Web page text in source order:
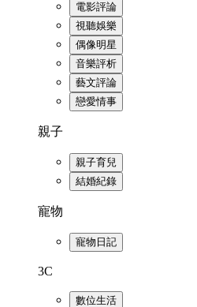
電影評論
視聽娛樂
偶像明星
音樂評析
藝文評論
戀愛情事
親子
親子育兒
結婚紀錄
寵物
寵物日記
3C
數位生活